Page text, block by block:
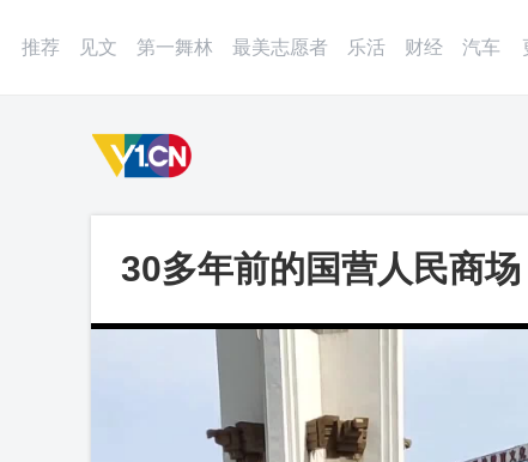
推荐 见文 第一舞林 最美志愿者 乐活 财经 汽车
30多年前的国营人民商